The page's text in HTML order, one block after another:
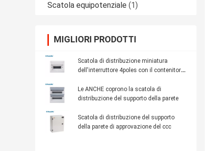
Scatola equipotenziale (1)
MIGLIORI PRODOTTI
Scatola di distribuzione miniatura
dell'interruttore 4poles con il contenitore
parete di prezzo competitivo
Le ANCHE coprono la scatola di
distribuzione del supporto della parete
Scatola di distribuzione del supporto
della parete di approvazione del ccc